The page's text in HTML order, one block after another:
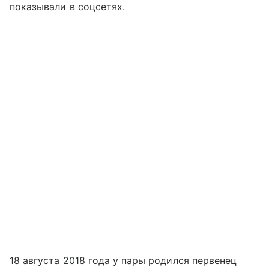
показывали в соцсетях.
18 августа 2018 года у пары родился первенец